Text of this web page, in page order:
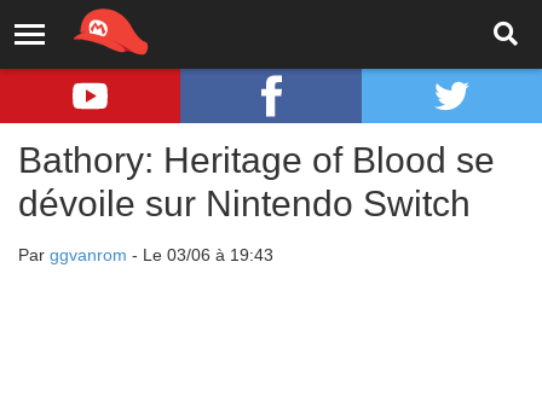
Bathory: Heritage of Blood se
dévoile sur Nintendo Switch
Par ggvanrom - Le 03/06 à 19:43